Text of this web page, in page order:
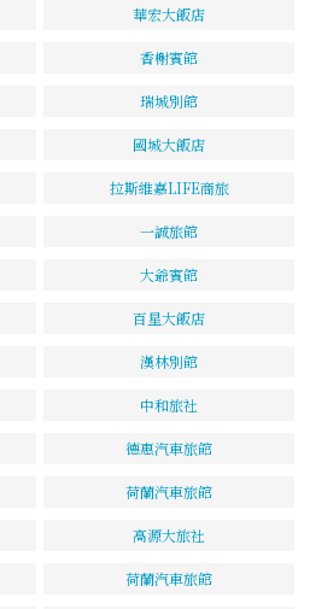
華宏大飯店
香榭賓館
瑞城別館
國城大飯店
拉斯維嘉LIFE商旅
一誠旅館
大爺賓館
百星大飯店
漢林別館
中和旅社
德惠汽車旅館
荷蘭汽車旅館
高源大旅社
荷蘭汽車旅館